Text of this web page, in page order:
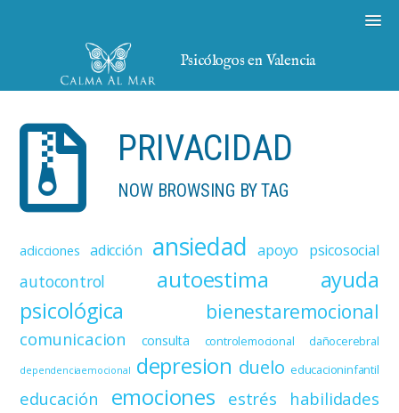
Psicólogos en Valencia
PRIVACIDAD
NOW BROWSING BY TAG
adicciones adicción ansiedad apoyo psicosocial
autocontrol autoestima
ayuda
psicológica
bienestaremocional
comunicacion consulta controlemocional dañocerebral
dependenciaemocional depresion duelo educacioninfantil
educación emociones estrés
habilidades